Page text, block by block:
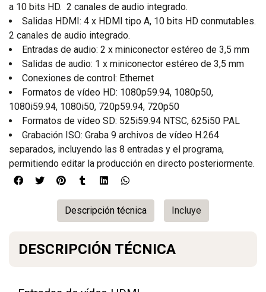
a 10 bits HD. 2 canales de audio integrado.
Salidas HDMI: 4 x HDMI tipo A, 10 bits HD conmutables.
2 canales de audio integrado.
Entradas de audio: 2 x miniconector estéreo de 3,5 mm
Salidas de audio: 1 x miniconector estéreo de 3,5 mm
Conexiones de control: Ethernet
Formatos de vídeo HD: 1080p59.94, 1080p50,
1080i59.94, 1080i50, 720p59.94, 720p50
Formatos de vídeo SD: 525i59.94 NTSC, 625i50 PAL
Grabación ISO: Graba 9 archivos de vídeo H.264
separados, incluyendo las 8 entradas y el programa,
permitiendo editar la producción en directo posteriormente.
DESCRIPCIÓN TÉCNICA
Descripción técnica Incluye